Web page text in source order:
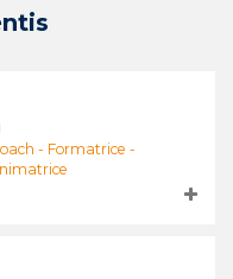
- Formatrice -